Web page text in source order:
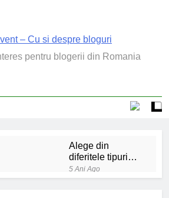
– Cu Si
pentru blogerii din Romania
Alege din
diferitele tipuri
de bratara de
argint
5 Ani Ago